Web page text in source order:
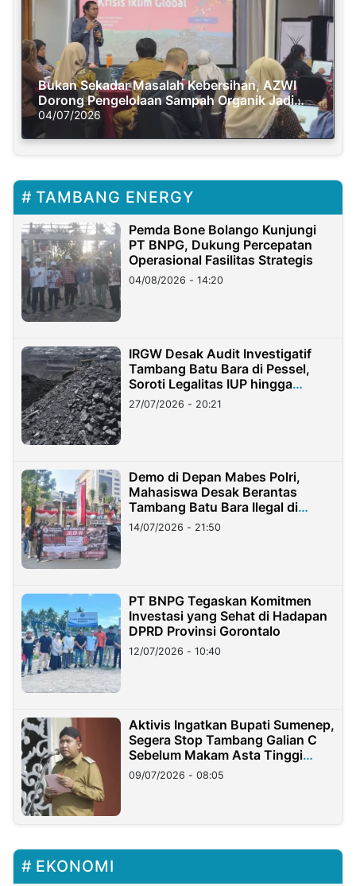
Bukan Sekadar Masalah Kebersihan, AZWI
Dorong Pengelolaan Sampah Organik Jadi
Solusi Krisis Iklim
04/07/2026
TAMBANG ENERGY
Pemda Bone Bolango Kunjungi
PT BNPG, Dukung Percepatan
Operasional Fasilitas Strategis
04/08/2026 - 14:20
IRGW Desak Audit Investigatif
Tambang Batu Bara di Pessel,
Soroti Legalitas IUP hingga
Stockpile
27/07/2026 - 20:21
Demo di Depan Mabes Polri,
Mahasiswa Desak Berantas
Tambang Batu Bara Ilegal di
Lampung
14/07/2026 - 21:50
PT BNPG Tegaskan Komitmen
Investasi yang Sehat di Hadapan
DPRD Provinsi Gorontalo
12/07/2026 - 10:40
Aktivis Ingatkan Bupati Sumenep,
Segera Stop Tambang Galian C
Sebelum Makam Asta Tinggi
Longsor
09/07/2026 - 08:05
EKONOMI